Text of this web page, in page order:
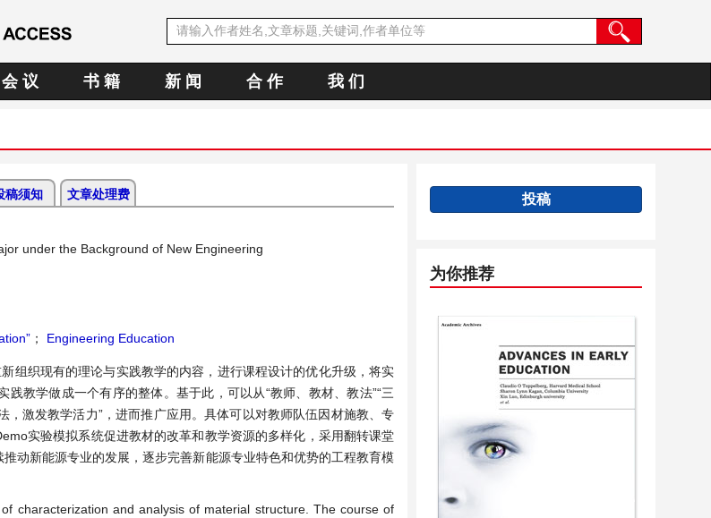
会 议 书 籍 新 闻 合 作 我 们
稿须知 文章处理费
under the Background of New Engineering
； Engineering Education
组织现有的理论与实践教学的内容，进行课程设计的优化升级，将实
教学做成一个有序的整体。基于此，可以从“教师、教材、教法”“三
，激发教学活力”，进而推广应用。具体可以对教师队伍因材施教、专
实验模拟系统促进教材的改革和教学资源的多样化，采用翻转课堂
动新能源专业的发展，逐步完善新能源专业特色和优势的工程教育模
characterization and analysis of material structure. The course of
投稿
为你推荐